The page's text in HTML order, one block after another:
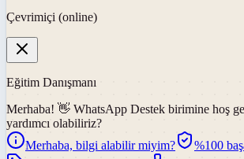
Çevrimiçi (online)
Eğitim Danışmanı
Merhaba! 👋 WhatsApp Destek birimine hoş
yardımcı olabiliriz?
Merhaba, bilgi alabilir miyim?
%100